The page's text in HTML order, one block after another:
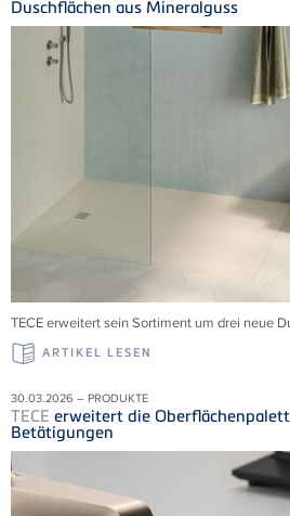
Duschflächen aus Mineralguss
TECE erweitert sein Sortiment um drei neue
ARTIKEL LESEN
30.03.2026 – PRODUKTE
TECE erweitert die
Betätigungen